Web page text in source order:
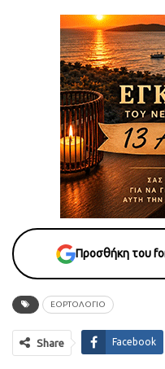
Προσθήκη του
ΕΟΡΤΟΛΟΓΙΟ
Share Facebook